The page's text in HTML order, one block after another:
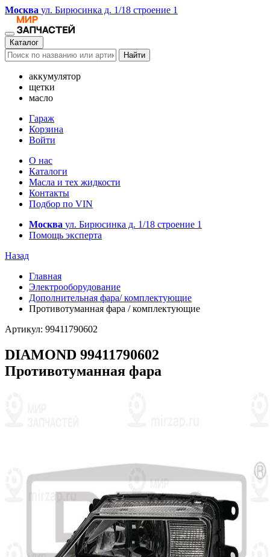
Москва ул. Бирюсинка д. 1/18 строение 1
Каталог
Найти
аккумулятор
щетки
масло
Гараж
Корзина
Войти
О нас
Каталоги
Масла и тех жидкости
Контакты
Подбор по VIN
Москва ул. Бирюсинка д. 1/18 строение 1
Помощь эксперта
Назад
Главная
Электрооборудование
Дополнительная фара/ комплектующие
Противотуманная фара / комплектующие
Артикул: 99411790602
DIAMOND 99411790602
Противотуманная фара